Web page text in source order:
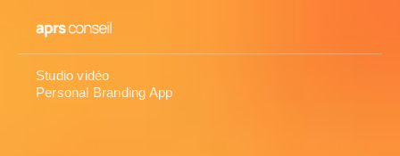
Personal Branding App
Studio vidéo